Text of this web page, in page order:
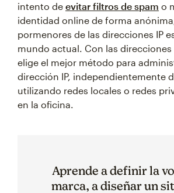
intento de evitar filtros de spam o
identidad online de forma
pormenores de las direcciones IP
mundo actual. Con las direcciones
elige el mejor método para
dirección IP, independientemente
utilizando redes locales o redes
en la oficina.
Aprende a definir la
marca, a diseñar un